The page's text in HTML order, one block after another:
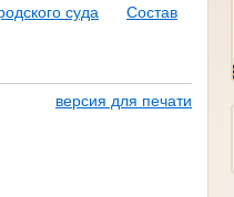
суда Состав
версия для печати